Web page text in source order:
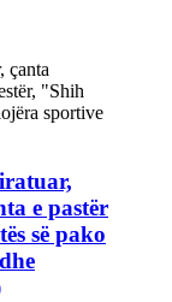
e pastër
së pako